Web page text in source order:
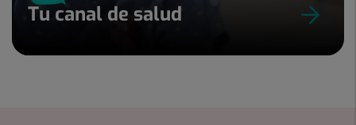
Tu canal de salud